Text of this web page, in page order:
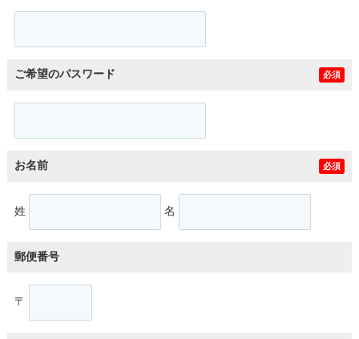
ご希望のパスワード 必須
お名前 必須
姓 名
郵便番号
〒